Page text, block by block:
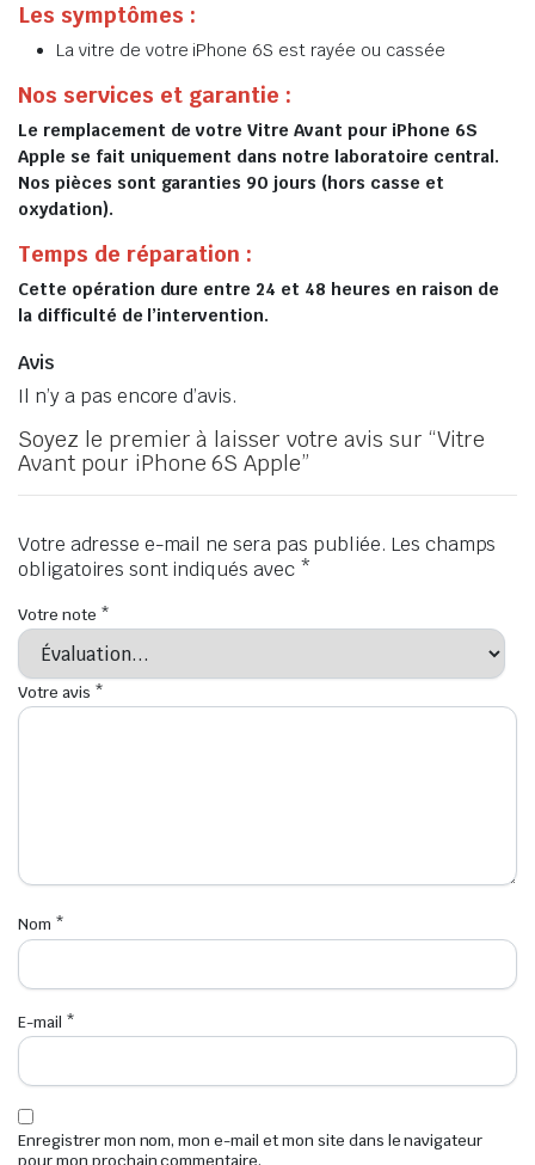
Les symptômes :
La vitre de votre iPhone 6S est rayée ou cassée
Nos services et garantie :
Le remplacement de votre Vitre Avant pour iPhone 6S
Apple se fait uniquement dans notre laboratoire central.
Nos pièces sont garanties 90 jours (hors casse et
oxydation).
Temps de réparation :
Cette opération dure entre 24 et 48 heures en raison de
la difficulté de l’intervention.
Avis
Il n’y a pas encore d’avis.
Soyez le premier à laisser votre avis sur “Vitre
Avant pour iPhone 6S Apple”
Votre adresse e-mail ne sera pas publiée. Les champs
obligatoires sont indiqués avec *
Votre note *
Votre avis *
Nom *
E-mail *
Enregistrer mon nom, mon e-mail et mon site dans le navigateur
pour mon prochain commentaire.